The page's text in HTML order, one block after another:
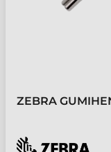
ZEBRA